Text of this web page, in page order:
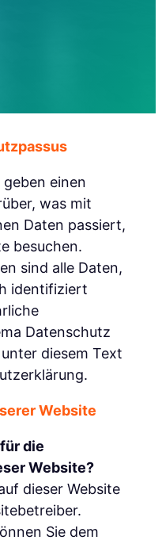
einen
was mit
Daten passiert,
besuchen.
sind alle Daten,
identifiziert
Datenschutz
diesem Text
Website
die
Website?
dieser Website
Sie dem